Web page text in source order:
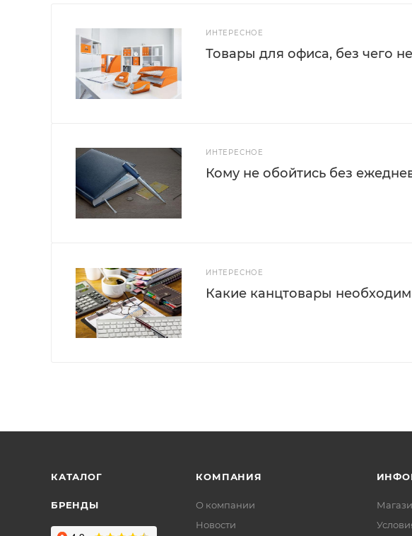
ИНТЕРЕСНОЕ
Товары для офиса, без чего
ИНТЕРЕСНОЕ
Кому не обойтись без
ИНТЕРЕСНОЕ
Какие канцтовары
КАТАЛОГ
БРЕНДЫ
КОМПАНИЯ
О компании
Новости